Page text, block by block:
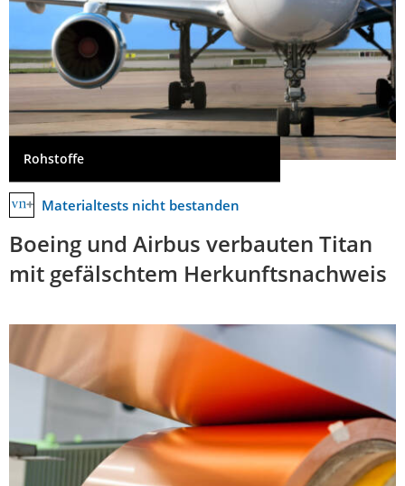
Rohstoffe
Materialtests nicht bestanden
Boeing und Airbus verbauten Titan
mit gefälschtem Herkunftsnachweis